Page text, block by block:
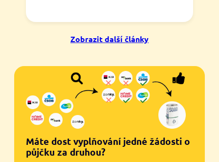
Zobrazit další články
Máte dost vyplňování jedné žádosti o
půjčku za druhou?